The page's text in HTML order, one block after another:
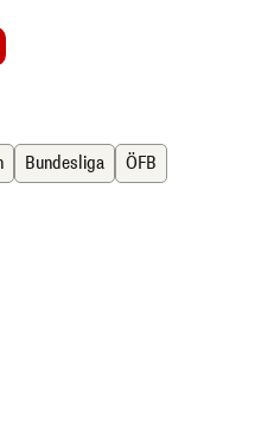
Bundesliga ÖFB